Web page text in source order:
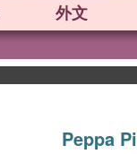
外文
Peppa